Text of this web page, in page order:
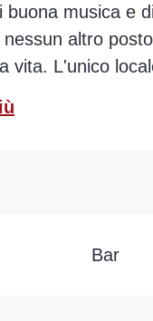
buona musica e
altro
vita. L'unico
Bar